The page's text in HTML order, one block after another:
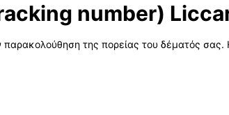
number)
της πορείας του δέματός σας.